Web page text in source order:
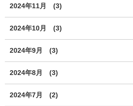
2024年11月 (3)
2024年10月 (3)
2024年9月 (3)
2024年8月 (3)
2024年7月 (2)